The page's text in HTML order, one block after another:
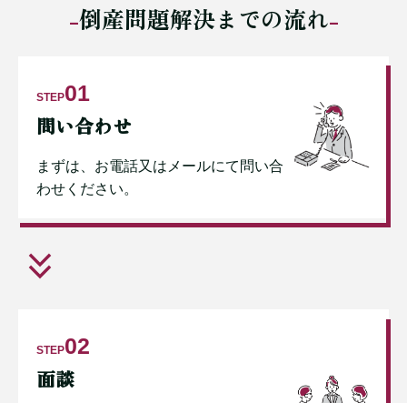
倒産問題解決までの流れ
STEP01
問い合わせ
まずは、お電話又はメールにて問い合
わせください。
STEP02
面談